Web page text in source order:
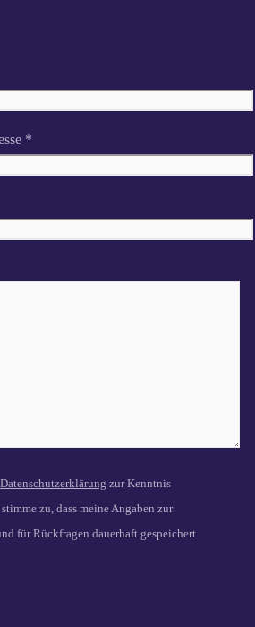
*
Datenschutzerklärung zur Kenntnis
zu, dass meine Angaben zur
für Rückfragen dauerhaft gespeichert